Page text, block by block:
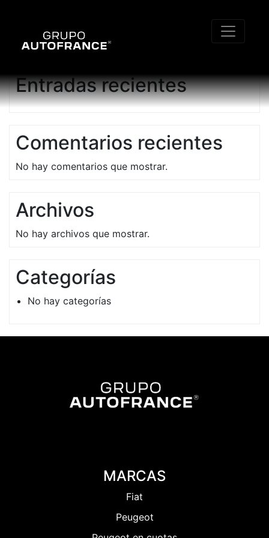
Entradas recientes
Comentarios recientes
No hay comentarios que mostrar.
Archivos
No hay archivos que mostrar.
Categorías
No hay categorías
MARCAS
Fiat
Peugeot